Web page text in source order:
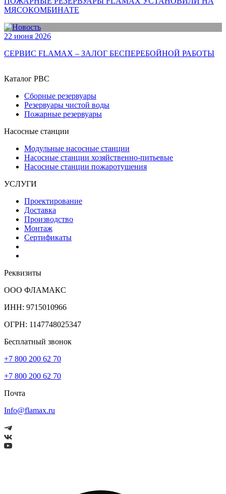
МЯСОКОМБИНАТЕ
22 июня 2026
СЕРВИС FLAMAX – ЗАЛОГ БЕСПЕРЕБОЙНОЙ РАБОТЫ
Каталог РВС
Сборные резервуары
Резервуары чистой воды
Пожарные резервуары
Насосные станции
Модульные насосные станции
Насосные станции хозяйственно-питьевые
Насосные станции пожаротушения
УСЛУГИ
Проектирование
Доставка
Производство
Монтаж
Сертификаты
Реквизиты
ООО ФЛАМАКС
ИНН: 9715010966
ОГРН: 1147748025347
Бесплатный звонок
+7 800 200 62 70
+7 800 200 62 70
Почта
Info@flamax.ru